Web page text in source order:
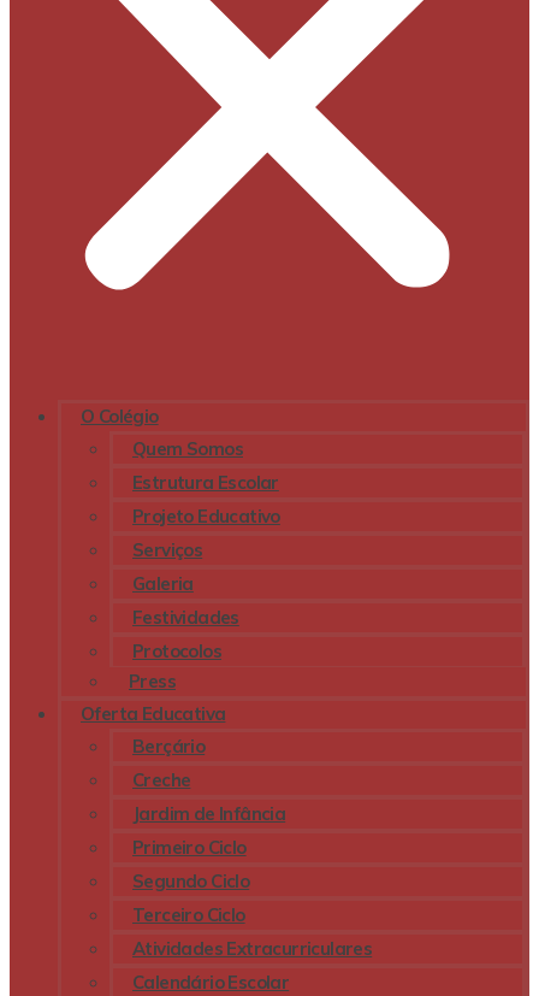
O Colégio
Quem Somos
Estrutura Escolar
Projeto Educativo
Serviços
Galeria
Festividades
Protocolos
Press
Oferta Educativa
Berçário
Creche
Jardim de Infância
Primeiro Ciclo
Segundo Ciclo
Terceiro Ciclo
Atividades Extracurriculares
Calendário Escolar